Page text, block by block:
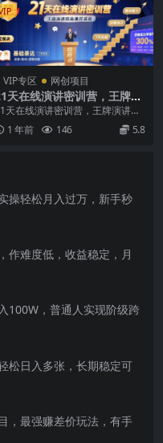
VIP专区 网创项目
天在线演讲密训营，王牌演
招商课程系统
天在线演讲密训营，王牌演讲招
课程系统 课程内容： 01、开营致
(1).m...
1 年前 146 5.8
操轻松月入过万，新手秒
作难度低，收益稳定，月
100W，普通人实现阶级跨
松日入多张，长期稳定可
，最强赚差价玩法，有手